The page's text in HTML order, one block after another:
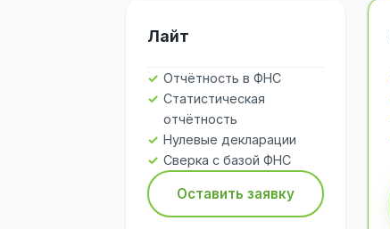
Лайт
Отчётность в ФНС
Статистическая
отчётность
Нулевые декларации
Сверка с базой ФНС
Оставить заявку